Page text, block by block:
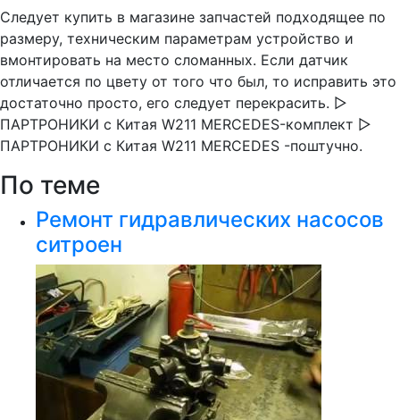
Следует купить в магазине запчастей подходящее по
размеру, техническим параметрам устройство и
вмонтировать на место сломанных. Если датчик
отличается по цвету от того что был, то исправить это
достаточно просто, его следует перекрасить. ▻
ПАРТРОНИКИ с Китая W211 MERCEDES-комплект ▻
ПАРТРОНИКИ с Китая W211 MERCEDES -поштучно.
По теме
Ремонт гидравлических насосов
ситроен